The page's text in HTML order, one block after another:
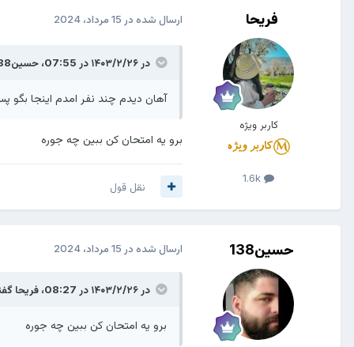
فریحا
کاربر ویژه
ارسال شده در 15 مرداد، 2024
در ۱۴۰۳/۲/۲۶ در 07:55، حسین138
آهان دیدم چند نفر امدم اینجا بگو
برو یه امتحان کن ببین چه جوره
نقل قول
حسین138 ارسال شده در 15 مرداد، 2024
در ۱۴۰۳/۲/۲۶ در 08:27، فریحا
برو یه امتحان کن ببین چه جوره